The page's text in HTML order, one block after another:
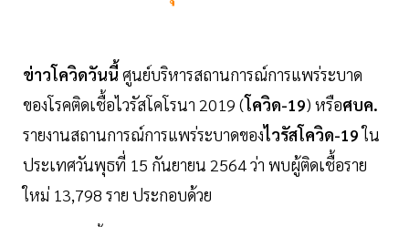
ข่าวโควิดวันนี้ ศูนย์บริหารสถานการณ์การแพร่ระบาด
ของโรคติดเชื้อไวรัสโคโรนา 2019 (โควิด-19) หรือศบค.
รายงานสถานการณ์การแพร่ระบาดของไวรัสโควิด-19ใน
ประเทศวันพุธที่ 15 กันยายน 2564 ว่า พบผู้ติดเชื้อราย
ใหม่ 13,798 ราย ประกอบด้วย